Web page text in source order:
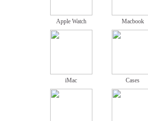
Apple Watch Macbook
iMac Cases